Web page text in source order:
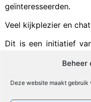
Beheer
Deze website maakt gebruik
geïnteresseerden.
Veel kijkplezier en
Dit is een initiatief
Geef een